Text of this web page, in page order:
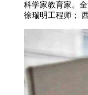
科学家教育家。
徐瑞明工程师；